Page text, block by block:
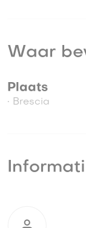
Waar
Plaats
• Brescia